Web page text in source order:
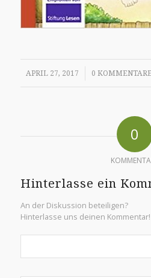
APRIL 27, 2017
/ 0 /
0
Hinterlasse ein
An der Diskussion beteiligen?
Hinterlasse uns deinen Kommentar!